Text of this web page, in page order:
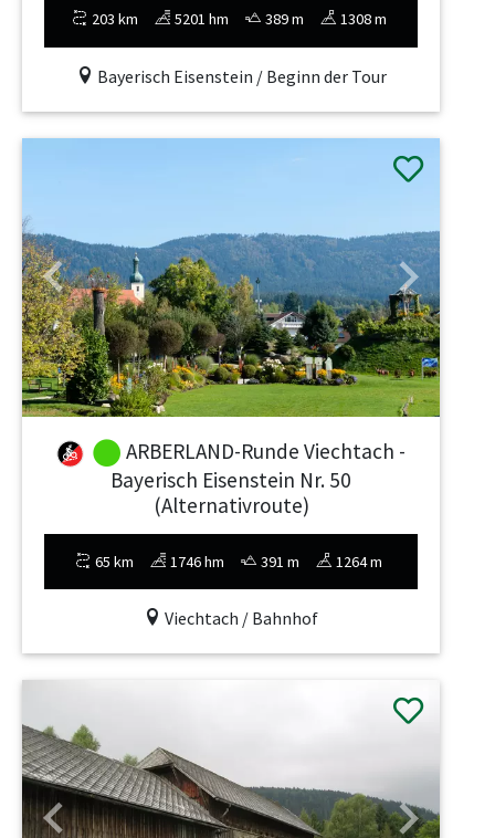
203 km 5201 hm 389 m 1308 m
Bayerisch Eisenstein / Beginn der Tour
Previous Next
ARBERLAND-Runde Viechtach -
Bayerisch Eisenstein Nr. 50
(Alternativroute)
65 km 1746 hm 391 m 1264 m
Viechtach / Bahnhof
Previous Next